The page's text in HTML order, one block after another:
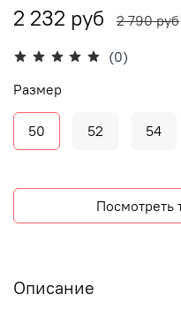
(0)
2 232 руб 2 790 руб
Размер
50 52 54
Посмотреть
Описание